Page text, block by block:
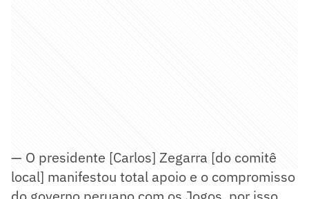
— O presidente [Carlos] Zegarra [do comitê
local] manifestou total apoio e o compromisso